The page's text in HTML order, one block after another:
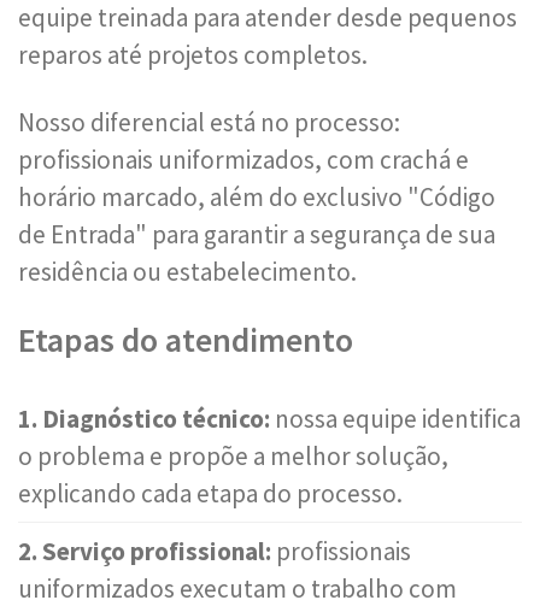
equipe treinada para atender desde pequenos
reparos até projetos completos.
Nosso diferencial está no processo:
profissionais uniformizados, com crachá e
horário marcado, além do exclusivo "Código
de Entrada" para garantir a segurança de sua
residência ou estabelecimento.
Etapas do atendimento
1. Diagnóstico técnico: nossa equipe identifica
o problema e propõe a melhor solução,
explicando cada etapa do processo.
2. Serviço profissional: profissionais
uniformizados executam o trabalho com